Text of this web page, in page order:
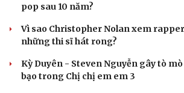
pop sau 10 năm?
Vì sao Christopher Nolan xem rapper
những thi sĩ hát rong?
Kỳ Duyên - Steven Nguyễn gây tò
bạo trong Chị chị em em 3